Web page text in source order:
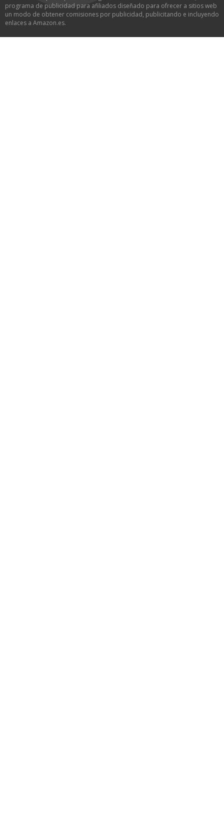
programa de publicidad para afiliados diseñado para ofrecer a sitios web
un modo de obtener comisiones por publicidad, publicitando e incluyendo
enlaces a Amazon.es.